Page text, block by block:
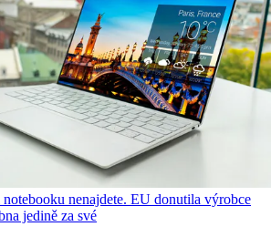
nenajdete. EU donutila výrobce
jedině za své